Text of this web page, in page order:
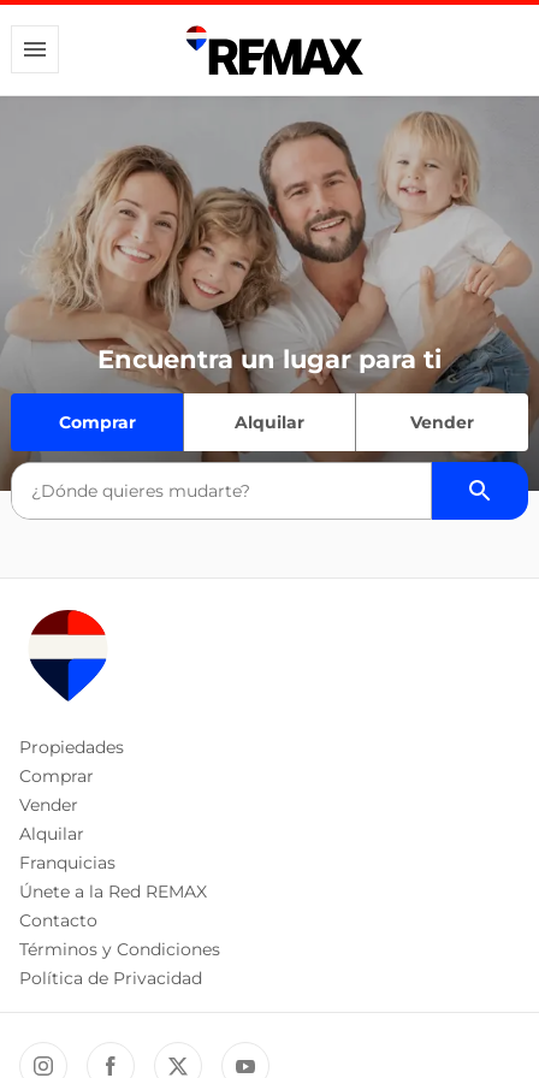
Encuentra un lugar para ti
Comprar Alquilar Vender
Propiedades
Comprar
Vender
Alquilar
Franquicias
Únete a la Red REMAX
Contacto
Términos y Condiciones
Política de Privacidad